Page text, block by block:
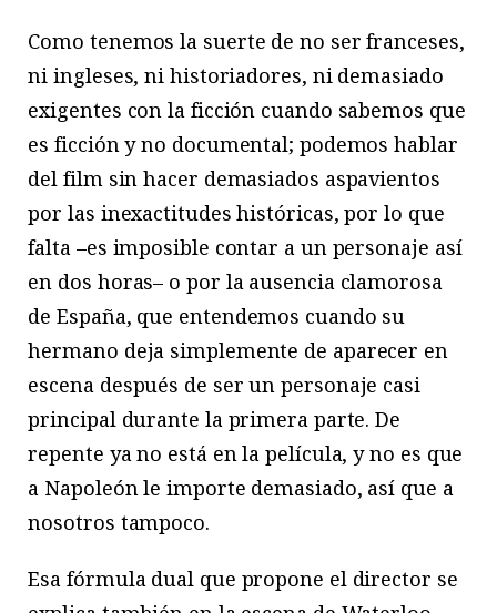
Como tenemos la suerte de no ser franceses,
ni ingleses, ni historiadores, ni demasiado
exigentes con la ficción cuando sabemos que
es ficción y no documental; podemos hablar
del film sin hacer demasiados aspavientos
por las inexactitudes históricas, por lo que
falta –es imposible contar a un personaje así
en dos horas– o por la ausencia clamorosa
de España, que entendemos cuando su
hermano deja simplemente de aparecer en
escena después de ser un personaje casi
principal durante la primera parte. De
repente ya no está en la película, y no es que
a Napoleón le importe demasiado, así que a
nosotros tampoco.
Esa fórmula dual que propone el director se